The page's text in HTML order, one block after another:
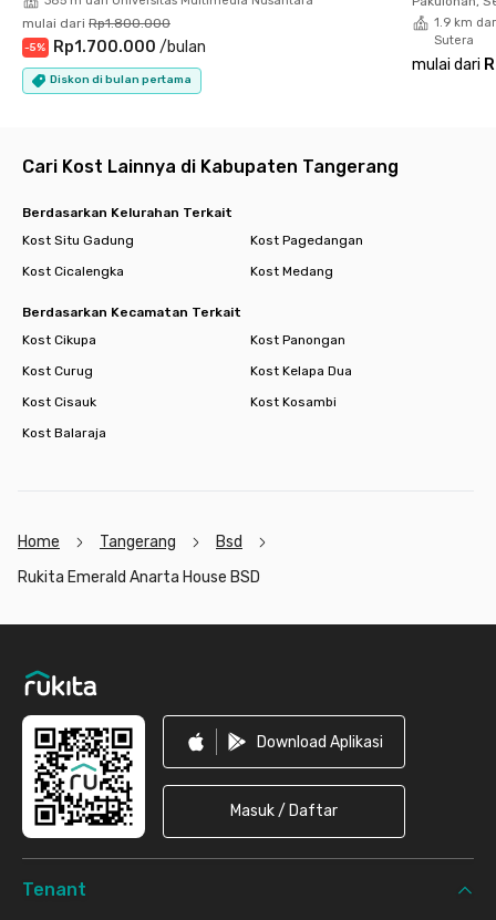
Rumah Sakit
- Bethsaida Hospital 7.7 km
Pusat Kuliner
- Chin Ma Ya 6 km
Ruang Serbaguna / Local Landmark
- Branchsto Equestrian Park 1.4 km
- Masjid Jami Al-Barkah 3.3 km
Minimarket
- Shell Select 1.4 km
- Alfamart 1.6 km
mulai dari Rp1.800.000
-5% Rp1.700.000 /bulan
Diskon di bulan pertama
1.9 km
Sutera
mulai dari
Cari Kost Lainnya di Kabupaten Tangerang
Berdasarkan Kelurahan Terkait
Kost Situ Gadung
Kost Pagedangan
Kost Cicalengka
Kost Medang
Berdasarkan Kecamatan Terkait
Kost Cikupa
Kost Panongan
Kost Curug
Kost Kelapa Dua
Kost Cisauk
Kost Kosambi
Kost Balaraja
Home Tangerang
Bsd
Rukita Emerald Anarta House BSD
Download Aplikasi
Masuk / Daftar
Tenant